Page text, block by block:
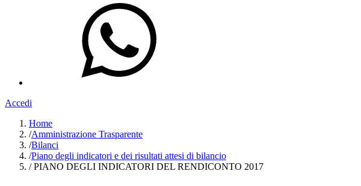
Accedi
Home
/Amministrazione Trasparente
/Bilanci
/Piano degli indicatori e dei risultati attesi di bilancio
/PIANO DEGLI INDICATORI DEL RENDICONTO 2017